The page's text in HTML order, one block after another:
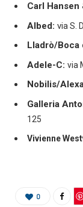
Carl Hansen
Albed: via S.
Lladrò/Boca
Adele-C: via
Nobilis/
Galleria
125
Vivienne
0